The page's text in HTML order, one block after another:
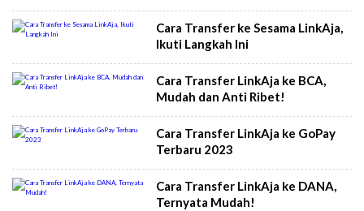
Cara Transfer ke Sesama LinkAja,
Ikuti Langkah Ini
Cara Transfer LinkAja ke BCA,
Mudah dan Anti Ribet!
Cara Transfer LinkAja ke GoPay
Terbaru 2023
Cara Transfer LinkAja ke DANA,
Ternyata Mudah!